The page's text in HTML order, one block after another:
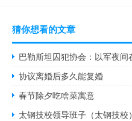
猜你想看的文章
协议离婚后多久能复婚
春节除夕吃啥菜寓意
太钢技校领导班子（太钢技校）